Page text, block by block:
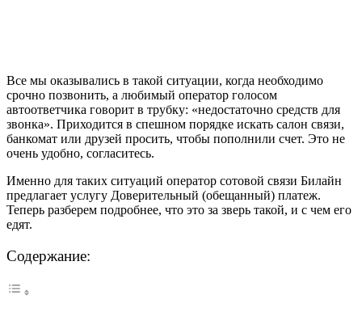
Все мы оказывались в такой ситуации, когда необходимо
срочно позвонить, а любимый оператор голосом
автоответчика говорит в трубку: «недостаточно средств для
звонка». Приходится в спешном порядке искать салон связи,
банкомат или друзей просить, чтобы пополнили счет. Это не
очень удобно, согласитесь.
Именно для таких ситуаций оператор сотовой связи Билайн
предлагает услугу Доверительный (обещанный) платеж.
Теперь разберем подробнее, что это за зверь такой, и с чем его
едят.
Содержание: